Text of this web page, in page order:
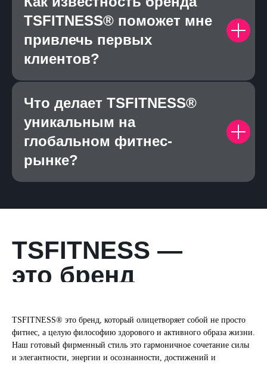
TSFITNESS® поможет мне
привлечь первых
клиентов?
Что делает TSFITNESS®
уникальным на
глобальном фитнес-
рынке?
TSFITNESS —
это бренд
ТЅFІTNЕЅЅ® это бренд, который олицетворяет собой не просто
фитнес, а целую философию здорового и активного образа жизни.
Наш готовый фирменный стиль это гармоничное сочетание силы
и элегантности, энергии и осознанности, достижений и